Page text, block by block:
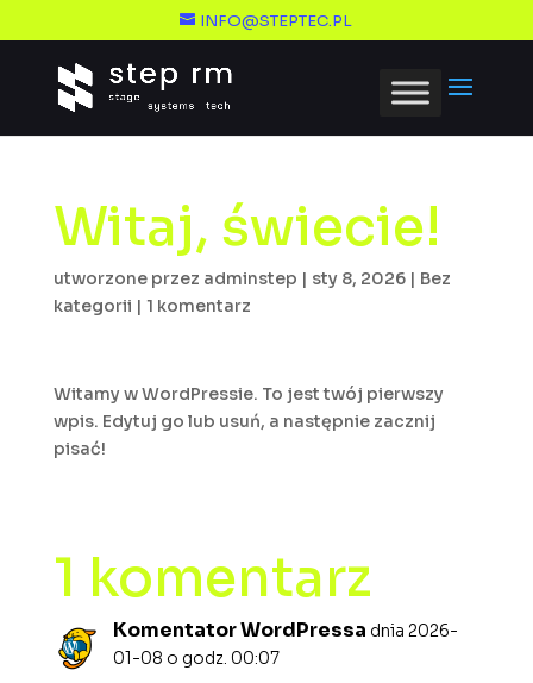
INFO@STEPTEC.PL
Witaj, świecie!
utworzone przez adminstep | sty 8, 2026| Bez
kategorii | 1 komentarz
Witamy w WordPressie. To jest twój pierwszy
wpis. Edytuj go lub usuń, a następnie zacznij
pisać!
1 komentarz
Komentator WordPressa dnia 2026-
01-08 o godz. 00:07